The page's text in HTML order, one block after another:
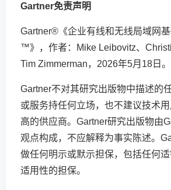
Gartner免责声明
Gartner®《企业有线和无线局域网
™》，作者：Mike Leibovitz、
Tim Zimmerman，2026年5月18日。
Gartner不对其研究出版物中描述的
或服务持任何立场，也不建议技术
高的供应商。Gartner研究出版物由
观点构成，不应解释为事实陈述。
做任何明示或默示担保，包括任何
适用性的担保。